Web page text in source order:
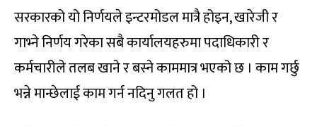
सरकारको यो निर्णयले इन्टरमोडल मात्रै होइन, खारेजी र
गाभ्ने निर्णय गरेका सबै कार्यालयहरुमा पदाधिकारी र
कर्मचारीले तलब खाने र बस्ने काममात्र भएको छ । काम गर्छु
भन्ने मान्छेलाई काम गर्न नदिनु गलत हो ।